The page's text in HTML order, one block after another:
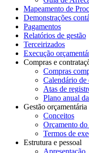
Mapeamento de
Demonstrações
Pagamentos
Relatórios de gestão
Terceirizados
Execução
Compras e
Compras
Calendário de
Atas de
Plano anual
Gestão orçamentária
Conceitos
Orçamento
Termos de
Estrutura e pessoal
Apresentação